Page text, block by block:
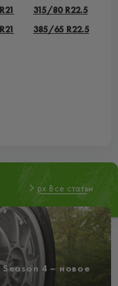
315/80 R22.5
385/65 R22.5
px Все статьи
4 – новое